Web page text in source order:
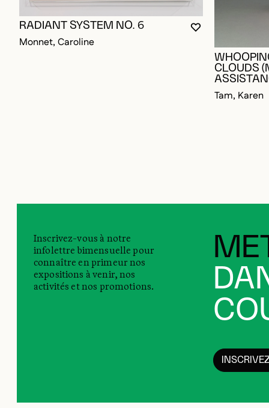
VOUS DEVEZ
FERMER LA
OUVRIR LA
RADIANT SYSTEM NO. 6
Monnet, Caroline
CLOUDS
Tam, Karen
Inscrivez-vous à notre
infolettre bimensuelle pour
connaître en primeur nos
expositions à venir, nos
activités et nos promotions.